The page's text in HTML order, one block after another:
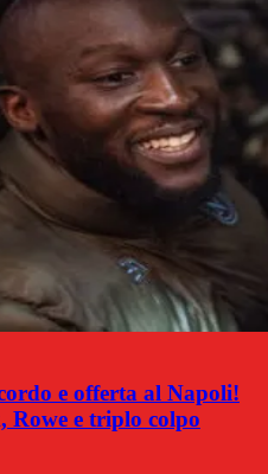
e offerta al Napoli!
Rowe e triplo colpo